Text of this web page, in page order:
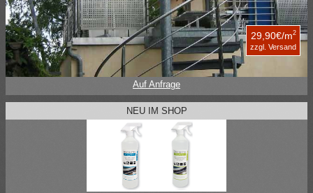
29,90€/m2
zzgl. Versand
Auf Anfrage
NEU IM SHOP